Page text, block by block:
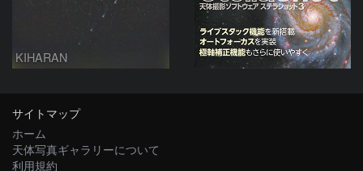
KIHARAN
サイトマップ
ホーム
天体写真ギャラリーについて
利用規約